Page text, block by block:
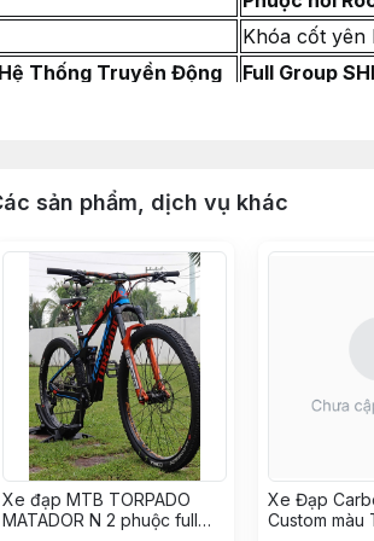
Khóa cốt yên
Hệ Thống Truyền Động
Full Group
Pedal
Xe
Bánh bộ
Vỏ Lốp
Ruột CST
Hệ Thống Lái
Ghi đông
Tay nắm
Yên & Cốt Yên
Cốt yên
Yên xe đạp
Hệ Thống Đèn & Tiện Ích
Đế giữ xe
sản phẩm, dịch vụ khác
Xe đạp MTB TORPADO
MATADOR N 2 phuộc full
Xe Đạp
Custom màu